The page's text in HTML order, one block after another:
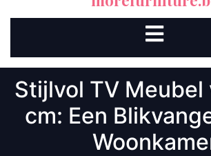
Open
Stijlvol TV Meubel
cm: Een